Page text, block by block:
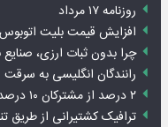
روزنامه ۱۷ مرداد
افزایش قیمت بلیت
چرا بدون ثبات ارزی،
رانندگان انگلیسی به
۲ درصد از مشترکان ۱۰ درصد برق خانگی را مصرف می‌کنند!